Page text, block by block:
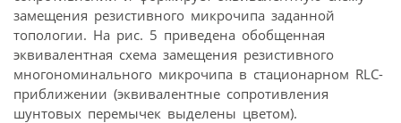
замещения резистивного микрочипа заданной
топологии. На рис. 5 приведена обобщенная
эквивалентная схема замещения резистивного
многономинального микрочипа в стационарном RLC-
приближении (эквивалентные сопротивления
шунтовых перемычек выделены цветом).